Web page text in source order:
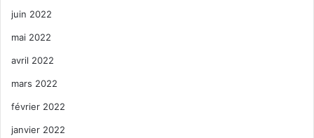
juin 2022
mai 2022
avril 2022
mars 2022
février 2022
janvier 2022